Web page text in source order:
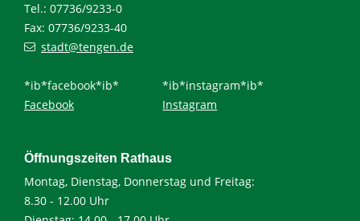
Tel.: 07736/9233-0
Fax: 07736/9233-40
stadt@tengen.de
*ib*facebook*ib*
Facebook
*ib*instagram*ib*
Instagram
Öffnungszeiten Rathaus
Montag, Dienstag, Donnerstag und Freitag:
8.30 - 12.00 Uhr